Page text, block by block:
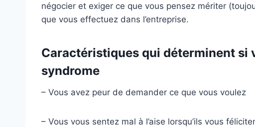
négocier et exiger ce que vous pensez mériter
que vous effectuez dans l’entreprise.
Caractéristiques qui déterminent si
syndrome
– Vous avez peur de demander ce que vous voulez
– Vous vous sentez mal à l’aise lorsqu’ils vous